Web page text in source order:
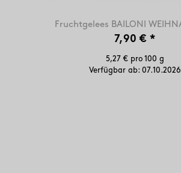
Fruchtgelees BAILONI
7,90 € *
5,27 € pro 100 g
Verfügbar ab: 07.10.2026